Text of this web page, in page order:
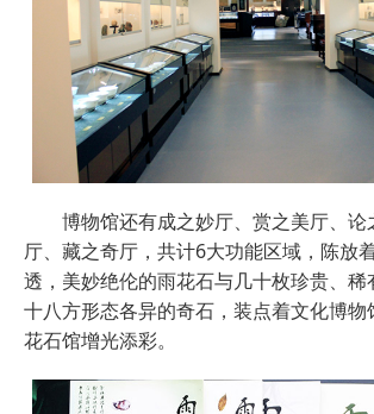
博物馆还有成之妙厅、赏之美厅、
厅、藏之奇厅，共计6大功能区域，陈放
透，美妙绝伦的雨花石与几十枚珍贵、稀
十八方形态各异的奇石，装点着文化博
花石馆增光添彩。